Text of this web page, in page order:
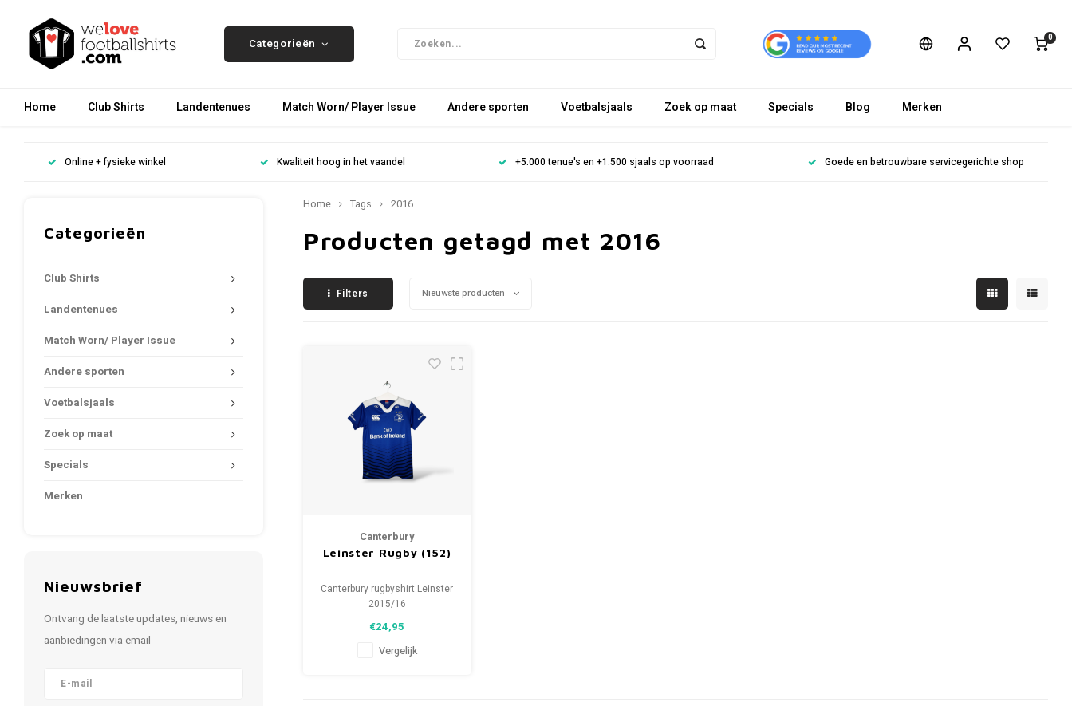
Categorieën 0
Home Club Shirts Landentenues Match Worn/ Player Issue Andere sporten Voetbalsjaals Zoek op maat Specials Blog Merken
Online + fysieke winkel Kwaliteit hoog in het vaandel +5.000 tenue's en +1.500 sjaals op voorraad Goede en betrouwbare servicegerichte shop
Categorieën
Club Shirts
Landentenues
Match Worn/ Player Issue
Andere sporten
Voetbalsjaals
Zoek op maat
Specials
Merken
Nieuwsbrief
Ontvang de laatste updates, nieuws en
aanbiedingen via email
Home Tags 2016
Producten getagd met 2016
Filters Nieuwste producten
Canterbury
Leinster Rugby (152)
Canterbury rugbyshirt Leinster
2015/16
Conditie: 9.5/10 (gebruikt)
€24,95
Vergelijk